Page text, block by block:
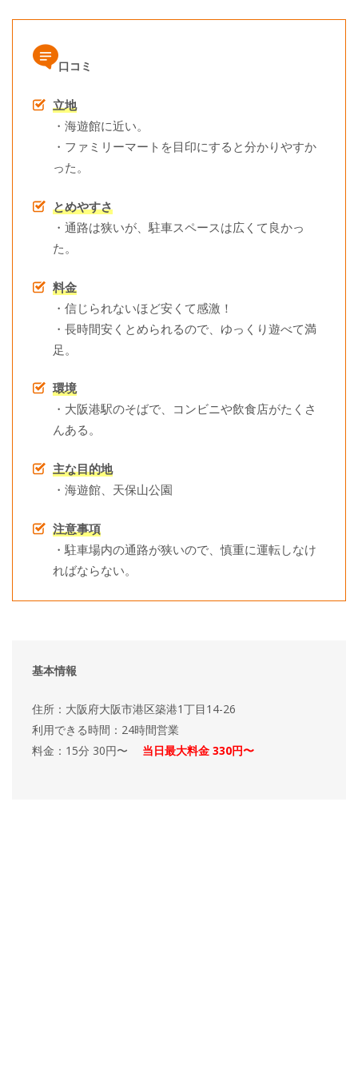
口コミ
立地
・海遊館に近い。
・ファミリーマートを目印にすると分かりやすか
った。
とめやすさ
・通路は狭いが、駐車スペースは広くて良かっ
た。
料金
・信じられないほど安くて感激！
・長時間安くとめられるので、ゆっくり遊べて満
足。
環境
・大阪港駅のそばで、コンビニや飲食店がたくさ
んある。
主な目的地
・海遊館、天保山公園
注意事項
・駐車場内の通路が狭いので、慎重に運転しなけ
ればならない。
基本情報
住所：大阪府大阪市港区築港1丁目14-26
利用できる時間：24時間営業
料金：15分 30円〜 当日最大料金 330円〜